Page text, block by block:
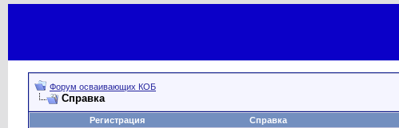
Форум осваивающих КОБ
Справка
Регистрация
Справка